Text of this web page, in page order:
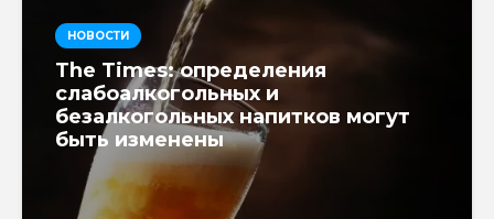
НОВОСТИ
The Times: определения
слабоалкогольных и
безалкогольных напитков могут
быть изменены